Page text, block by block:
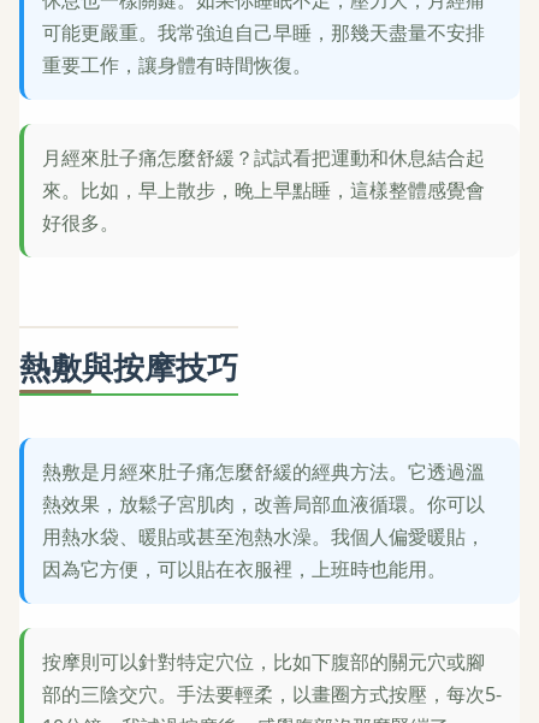
可能更嚴重。我常強迫自己早睡，那幾天盡量不安排
重要工作，讓身體有時間恢復。
月經來肚子痛怎麼舒緩？試試看把運動和休息結合起
來。比如，早上散步，晚上早點睡，這樣整體感覺會
好很多。
熱敷與按摩技巧
熱敷是月經來肚子痛怎麼舒緩的經典方法。它透過溫
熱效果，放鬆子宮肌肉，改善局部血液循環。你可以
用熱水袋、暖貼或甚至泡熱水澡。我個人偏愛暖貼，
因為它方便，可以貼在衣服裡，上班時也能用。
按摩則可以針對特定穴位，比如下腹部的關元穴或腳
部的三陰交穴。手法要輕柔，以畫圈方式按壓，每次5-